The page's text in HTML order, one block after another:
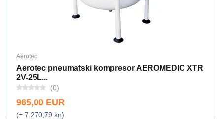
Aerotec
Aerotec pneumatski kompresor AEROMEDIC XTR
2V-25L...
(0)
965,00 EUR
(= 7.270,79 kn)